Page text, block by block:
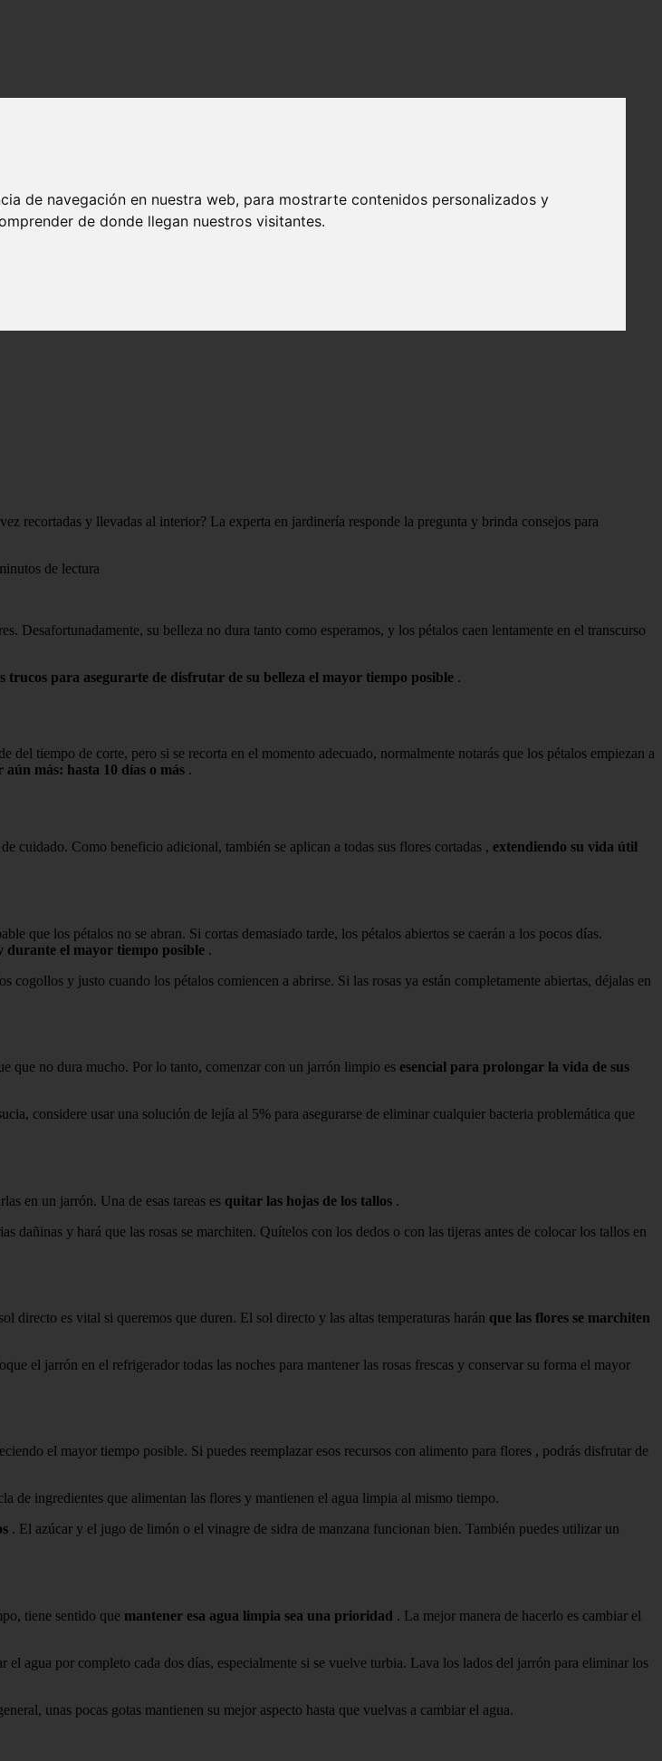
de navegación en nuestra web, para mostrarte contenidos personalizados y
de donde llegan nuestros visitantes.
recortadas y llevadas al interior? La experta en jardinería responde la pregunta y brinda consejos para
de lectura
Desafortunadamente, su belleza no dura tanto como esperamos, y los pétalos caen lentamente en el transcurso
trucos para asegurarte de disfrutar de su belleza el mayor tiempo posible .
tiempo de corte, pero si se recorta en el momento adecuado, normalmente notarás que los pétalos empiezan a
más: hasta 10 días o más .
cuidado. Como beneficio adicional, también se aplican a todas sus flores cortadas , extendiendo su vida útil
que los pétalos no se abran. Si cortas demasiado tarde, los pétalos abiertos se caerán a los pocos días.
durante el mayor tiempo posible .
y justo cuando los pétalos comiencen a abrirse. Si las rosas ya están completamente abiertas, déjalas en
que no dura mucho. Por lo tanto, comenzar con un jarrón limpio es esencial para prolongar la vida de sus
considere usar una solución de lejía al 5% para asegurarse de eliminar cualquier bacteria problemática que
en un jarrón. Una de esas tareas es quitar las hojas de los tallos .
dañinas y hará que las rosas se marchiten. Quítelos con los dedos o con las tijeras antes de colocar los tallos en
directo es vital si queremos que duren. El sol directo y las altas temperaturas harán que las flores se marchiten
el jarrón en el refrigerador todas las noches para mantener las rosas frescas y conservar su forma el mayor
el mayor tiempo posible. Si puedes reemplazar esos recursos con alimento para flores , podrás disfrutar de
de ingredientes que alimentan las flores y mantienen el agua limpia al mismo tiempo.
. El azúcar y el jugo de limón o el vinagre de sidra de manzana funcionan bien. También puedes utilizar un
tiene sentido que mantener esa agua limpia sea una prioridad . La mejor manera de hacerlo es cambiar el
agua por completo cada dos días, especialmente si se vuelve turbia. Lava los lados del jarrón para eliminar los
unas pocas gotas mantienen su mejor aspecto hasta que vuelvas a cambiar el agua.